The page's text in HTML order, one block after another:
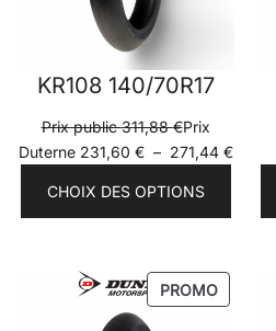
KR108 140/70R17
Prix public311,88€Prix
Duterne 231,60 € – 271,44 €Plage
CHOIX DES OPTIONS
PROMOPRODUIT